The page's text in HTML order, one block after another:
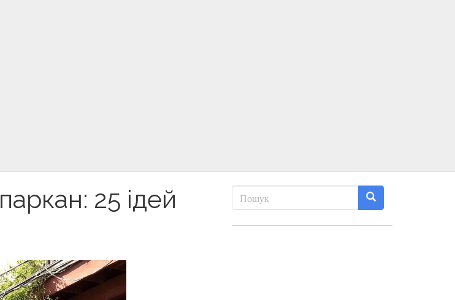
25 ідей